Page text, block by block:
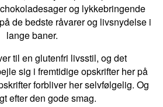
og lykkebringende
de bedste råvarer og livsnydelse i
lange baner.
til en glutenfri livsstil, og det
sig i fremtidige opskrifter her på
forbliver her selvfølgelig. Og
efter den gode smag.